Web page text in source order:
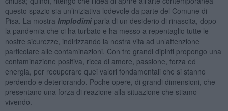
questo spazio sia un’iniziativa lodevole da parte del Comune di
Pisa. La mostra Implodimi parla di un desiderio di rinascita, dopo
la pandemia che ci ha turbato e ha messo a repentaglio tutte le
nostre sicurezze, indirizzando la nostra vita ad un’attenzione
particolare alle contaminazioni. Con tre grandi dipinti propongo una
contaminazione positiva, ricca di amore, passione, forza ed
energia, per recuperare quei valori fondamentali che si stanno
perdendo e deteriorando. Poche opere, di grandi dimensioni, che
presentano una forza di reazione alla situazione che stiamo
vivendo.